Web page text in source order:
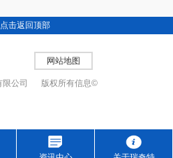
点击返回顶部
网站地图
公司 版权所有信息©